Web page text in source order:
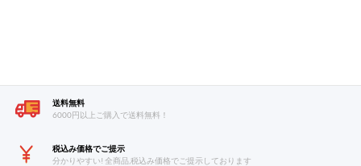
送料無料
6000円以上ご購入で送料無料！
税込み価格でご提示
分かりやすい! 全商品,税込み価格でご提示しております